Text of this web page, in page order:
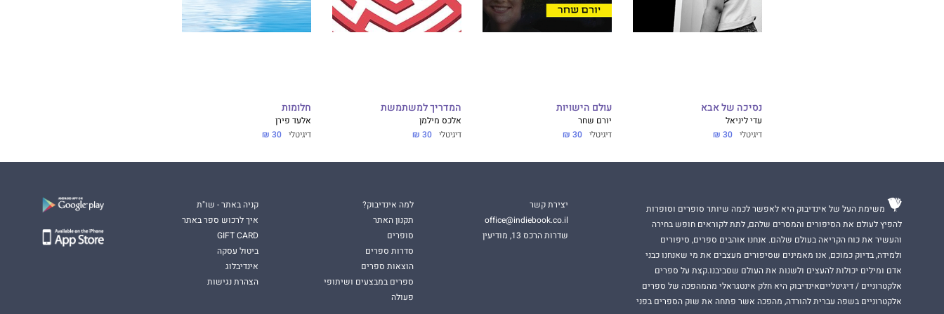
נסיכה של אבא
עדי ליניאל
דיגיטלי 30 ₪
עולם הישויות
יורם שחר
דיגיטלי 30 ₪
המדריך למשתמשת
אלכס מילמן
דיגיטלי 30 ₪
חלומות
אלעד פירן
דיגיטלי 30 ₪
משימת העל של אינדיבוק היא לאפשר לכמה שיותר סופרים וסופרות
להפיץ לעולם את הסיפורים והמסרים שלהם, לתת לקוראים חופש בחירה
והעשיר את כוח הקריאה בעולם שלהם. אנחנו אוהבים ספרים, סיפורים
ולמידה, בדיוק כמוכם, אנו מאמינים שסיפורים מעצבים את מי שאנחנו כבני
אדם ומילים יכולות להעצים ולשנות את העולם שסביבנו.קצת על ספרים
אלקטרוניים / דיגיטלייםאינדיבוק היא חלק אינטגראלי מהמהפכה של ספרים
אלקטרוניים בשפה עברית להורדה, מהפכה אשר פתחה את שוק הספרים בפני
יצירת קשר
office@indiebook.co.il
שדרות הרכס 13, מודיעין
למה אינדיבוק?
תקנון האתר
סופרים
סדרות ספרים
הוצאות ספרים
ספרים במבצעים ושיתופי
פעולה
קניה באתר - שו"ת
איך לרכוש ספר באתר
GIFT CARD
ביטול עסקה
אינדיבלוג
הצהרת נגישות